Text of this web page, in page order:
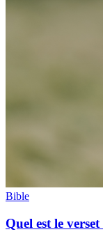
Bible
Quel est le